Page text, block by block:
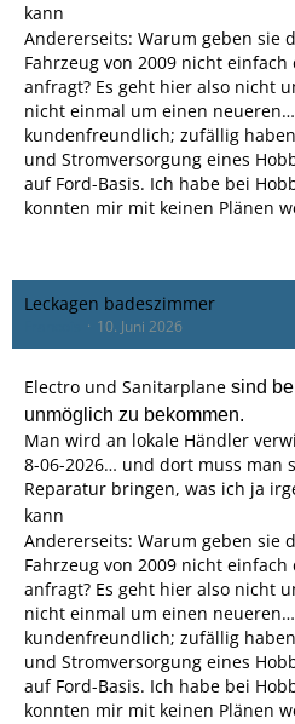
kann
Andererseits: Warum geben sie
Fahrzeug von 2009 nicht
anfragt? Es geht hier also nicht
nicht einmal um einen
kundenfreundlich; zufällig
und Stromversorgung eines
auf Ford-Basis. Ich habe bei
konnten mir mit keinen Plänen
Leckagen badeszimmer
10. Juni 2026
Electro und Sanitarplane sind
unmöglich zu bekommen.
Man wird an lokale Händler
8-06-2026… und dort muss man
Reparatur bringen, was ich ja
kann
Andererseits: Warum geben sie
Fahrzeug von 2009 nicht
anfragt? Es geht hier also nicht
nicht einmal um einen
kundenfreundlich; zufällig
und Stromversorgung eines
auf Ford-Basis. Ich habe bei
konnten mir mit keinen Plänen